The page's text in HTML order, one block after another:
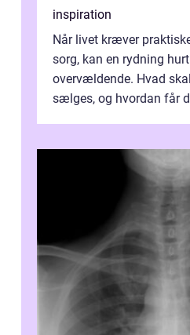
inspiration
Når livet kræver
sorg, kan en rydning
overvældende. Hvad
sælges, og hvordan får